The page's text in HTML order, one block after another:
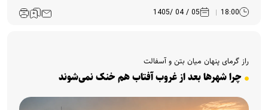
18:00
05 / 04 /1405
راز گرمای پنهان میان بتن و آسفالت
چرا شهرها بعد از غروب آفتاب هم خنک نمی‌شوند